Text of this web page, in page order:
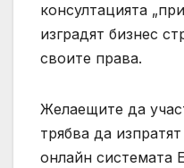
консултацията
изградят бизнес
своите права.
Желаещите да
трябва да
онлайн системата